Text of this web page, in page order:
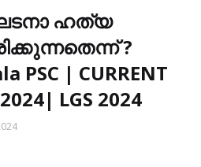
ഹത്യ
?
| CURRENT
LGS 2024